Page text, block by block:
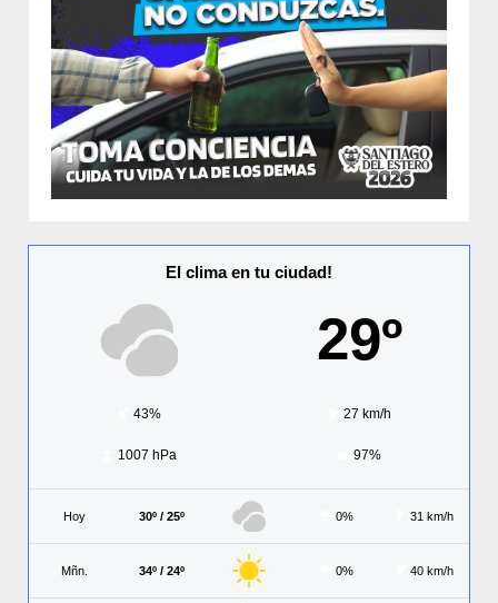
El clima en tu ciudad!
29º
43% 27 km/h
1007 hPa 97%
Hoy 30º / 25º 0% 31 km/h
Mñn. 34º / 24º 0% 40 km/h